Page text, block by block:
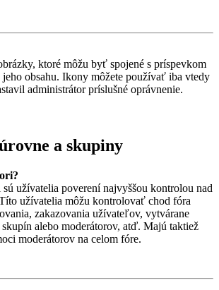
ktoré môžu byť spojené s príspevkom
obsahu. Ikony môžete používať iba vtedy
administrátor príslušné oprávnenie.
a skupiny
užívatelia poverení najvyššou kontrolou nad
užívatelia môžu kontrolovať chod fóra
zakazovania užívateľov, vytvárane
alebo moderátorov, atď. Majú taktiež
moderátorov na celom fóre.